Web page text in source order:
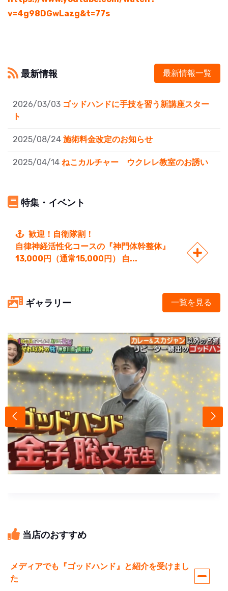
v=4g98DGwLazg&t=77s
最新情報 最新情報一覧
2026/03/03 ゴッドハンドに手技を習う新講座スター
ト
2025/08/24 施術料金改定のお知らせ
2025/04/14 ねこカルチャー ウクレレ教室のお誘い
特集・イベント
歓迎！自衛隊割！
自律神経活性化コースの『神門体幹整体』
13,000円（通常15,000円） 自...
ギャラリー 一覧を見る
当店のおすすめ
メディアでも『ゴッドハンド』と紹介を受けまし
た